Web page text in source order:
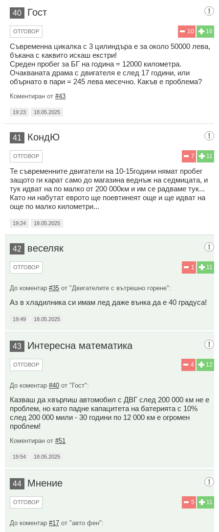
40 Гост
16
10
ОТГОВОР
Съвременна цикалка с 3 цилиндъра е за около 50000 лева,
бъкана с каквито искаш екстри!
Среден пробег за БГ на година = 12000 километра.
Очакваната драма с двигателя е след 17 години, или
обърнато в пари = 245 лева месечно. Какъв е проблема?
Коментиран от #43
19:23 18.05.2025
41 КондЮ
11
7
ОТГОВОР
Те съвременните двигатели на 10-15години нямат пробег
защото ги карат само до магазина веднъж на седмицата, и
тук идват на по малко от 200 000км и им се радваме тук...
Като ни набутат еврото ще поевтинеят още и ще идват на
още по малко километри...
19:24 18.05.2025
42 веселяк
11
1
ОТГОВОР
До коментар #35 от "Двигателите с вътрешно горене":
Аз в хладилника си имам лед даже вънка да е 40 градуса!
19:49 18.05.2025
43 Интересна математика
12
4
ОТГОВОР
До коментар #40 от "Гост":
Казваш да хвърлиш автомобил с ДВГ след 200 000 км не е
проблем, но като падне капацитета на батерията с 10%
след 200 000 мили - 30 години по 12 000 км е огромен
проблем!
Коментиран от #51
19:54 18.05.2025
44 Мнение
11
5
ОТГОВОР
До коментар #17 от "авто фен":